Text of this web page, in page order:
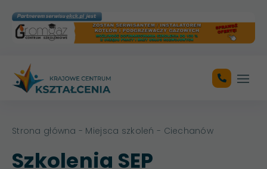
Strona główna - Miejsca szkoleń - Ciechanów
Szkolenia SEP